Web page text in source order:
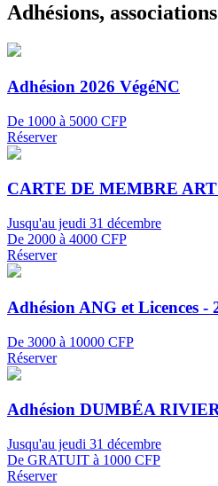
Adhésions,
Adhésion 2026 VégéNC
De 1000 à 5000 CFP
Réserver
CARTE DE MEMBRE
Jusqu'au jeudi 31 décembre
De 2000 à 4000 CFP
Réserver
Adhésion ANG et Licences -
De 3000 à 10000 CFP
Réserver
Adhésion DUMBÉA
Jusqu'au jeudi 31 décembre
De GRATUIT à 1000 CFP
Réserver